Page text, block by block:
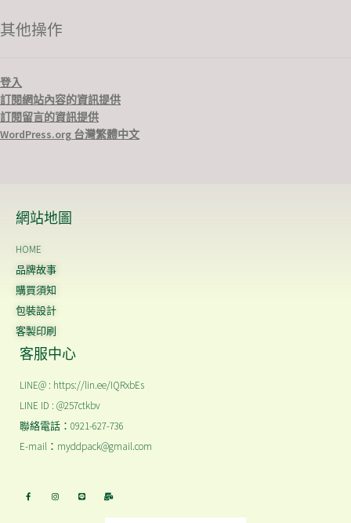
其他操作
登入
訂閱網站內容的資訊提供
訂閱留言的資訊提供
WordPress.org 台灣繁體中文
網站地圖
HOME
品牌故事
購買須知
包裝設計
客製印刷
客服中心
LINE@ : https://lin.ee/IQRxbEs
LINE ID : @257ctkbv
聯絡電話：0921-627-736
E-mail：myddpack@gmail.com